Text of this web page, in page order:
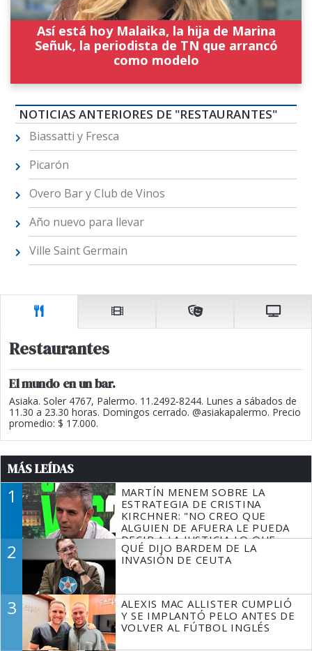
Así está hoy Malaika, la hija de Marina
Señuk, la periodista de TN que arrancó
como modelo
NOTICIAS ANTERIORES DE "RESTAURANTES"
Biassatti y Fresca
Picarón
Overo Bar y Club de Vinos
Año nuevo para llevar
Ville Saint Germain
Restaurantes
El mundo en un bar.
Asiaka. Soler 4767, Palermo. 11.2492-8244. Lunes a sábados de
11.30 a 23.30 horas. Domingos cerrado. @asiakapalermo. Precio
promedio: $ 17.000.
MÁS LEÍDAS
1
MARTÍN MENEM SOBRE LA
ESTRATEGIA DE CRISTINA
KIRCHNER: "NO CREO QUE
ALGUIEN DE AFUERA LE PUEDA
DECIR A LA JUSTICIA LO QUE
TIENE QUE HACER"
2
QUÉ DIJO BARDEM DE LA
INVASIÓN DE CEUTA
3
ALEXIS MAC ALLISTER CUMPLIÓ
Y SE IMPLANTÓ PELO ANTES DE
VOLVER AL FÚTBOL INGLÉS